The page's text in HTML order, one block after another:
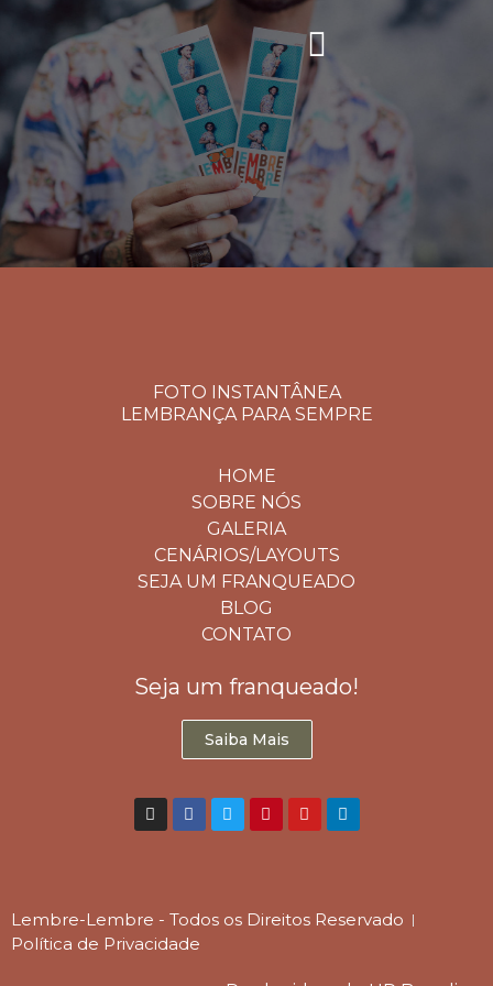
FOTO INSTANTÂNEA
LEMBRANÇA PARA SEMPRE
HOME
SOBRE NÓS
GALERIA
CENÁRIOS/LAYOUTS
SEJA UM FRANQUEADO
BLOG
CONTATO
Seja um franqueado!
Saiba Mais
Lembre-Lembre - Todos os Direitos Reservado
Política de Privacidade